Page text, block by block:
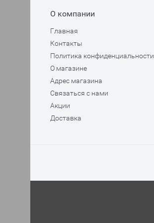
О компании
Главная
Контакты
Политика конфиденциальности
О магазине
Адрес магазина
Связаться с нами
Акции
Доставка